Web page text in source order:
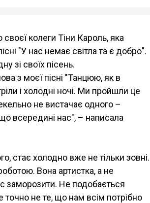
колеги Тіни Кароль, яка
"У нас немає світла та є добро".
зі своїх пісень.
з моєї пісні "Танцюю, як в
і холодні ночі. Ми пройшли це
не вистачає одного –
всередині нас", – написала
стає холодно вже не тільки зовні.
Вона артистка, а не
заморозити. Не подобається
не те, що нам всім потрібно